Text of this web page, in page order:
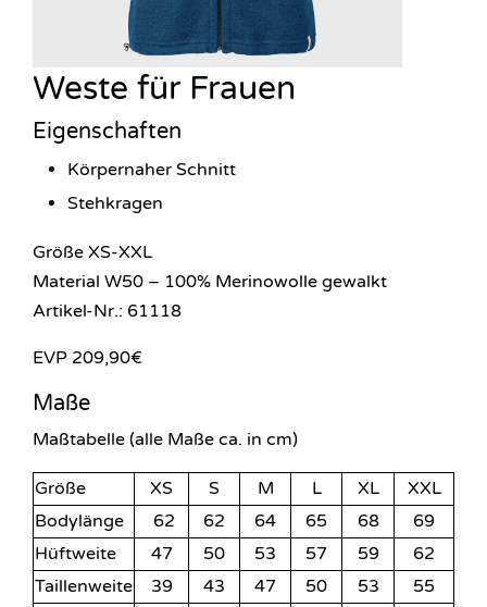
Weste für Frauen
Eigenschaften
Körpernaher Schnitt
Stehkragen
Größe XS-XXL
Material W50 – 100% Merinowolle gewalkt
Artikel-Nr.: 61118
EVP 209,90€
Maße
Maßtabelle (alle Maße ca. in cm)
Größe XS S M L XL
XXL
Bodylänge
62 62 64 65 68
69
Hüftweite
47 50 53 57 59
62
Taillenweite
39 43 47 50 53
55